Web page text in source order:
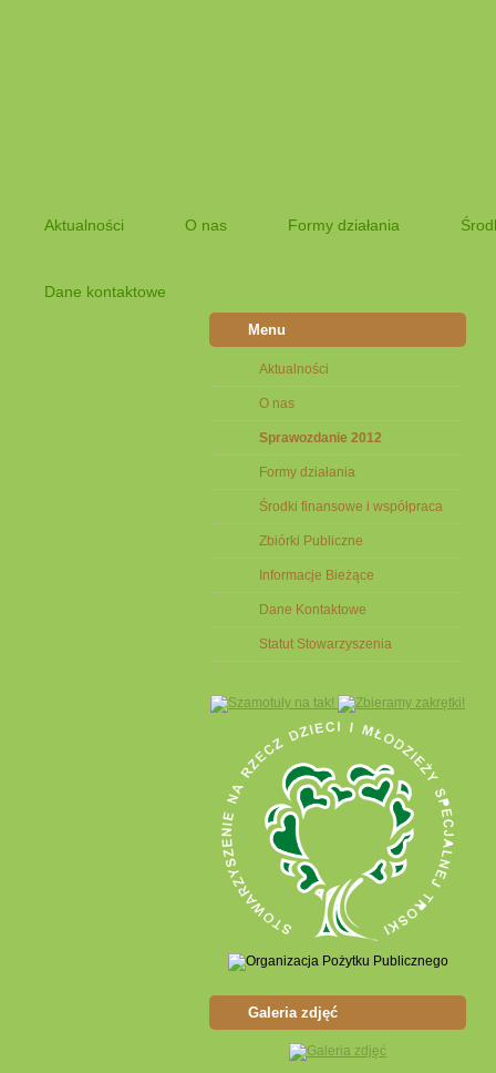
Aktualności O nas Formy działania
Dane kontaktowe
Menu
Aktualności
O nas
Sprawozdanie 2012
Formy działania
Środki finansowe i współpraca
Zbiórki Publiczne
Informacje Bieżące
Dane Kontaktowe
Statut Stowarzyszenia
Galeria zdjęć